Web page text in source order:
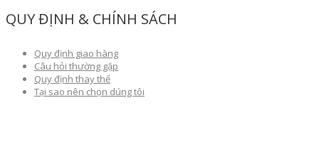
QUY ĐỊNH & CHÍNH SÁCH
Quy định giao hàng
Câu hỏi thường gặp
Quy định thay thế
Tại sao nên chọn dúng tôi